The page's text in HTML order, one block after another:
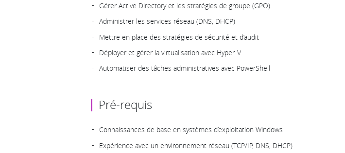
Gérer Active Directory et les stratégies de groupe (GPO)
Administrer les services réseau (DNS, DHCP)
Mettre en place des stratégies de sécurité et d’audit
Déployer et gérer la virtualisation avec Hyper-V
Automatiser des tâches administratives avec PowerShell
Pré-requis
Connaissances de base en systèmes d’exploitation Windows
Expérience avec un environnement réseau (TCP/IP, DNS, DHCP)